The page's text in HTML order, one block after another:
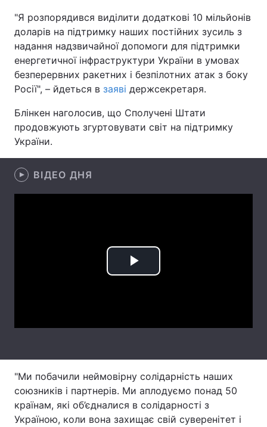
Техно і зв'язок Лайт
Зброя Інциденти
Здоров'я Туризм
Цікавинки Погода
Регіони
Лонгріди
Відео з Youtube
Тема оформлення
"Я розпорядився виділити додаткові 10 мільйонів
доларів на підтримку наших постійних зусиль з
надання надзвичайної допомоги для підтримки
енергетичної інфраструктури України в умовах
безперервних ракетних і безпілотних атак з боку
Росії", – йдеться в заяві держсекретаря.
Блінкен наголосив, що Сполучені Штати
продовжують згуртовувати світ на підтримку
України.
ВІДЕО ДНЯ
Play
"Ми побачили неймовірну солідарність наших
союзників і партнерів. Ми аплодуємо понад 50
країнам, які об’єдналися в солідарності з
Україною, коли вона захищає свій суверенітет і